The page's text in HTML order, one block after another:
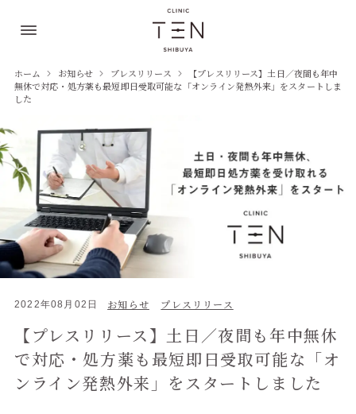
ホーム お知らせ プレスリリース
【プレスリリース】土日／夜間も年中
無休で対応・処方薬も最短即日受取可能な「オンライン発熱外来」をスタートしま
した
2022年08月02日 お知らせ プレスリリース
【プレスリリース】土日／夜間も年中無休
で対応・処方薬も最短即日受取可能な「オ
ンライン発熱外来」をスタートしました